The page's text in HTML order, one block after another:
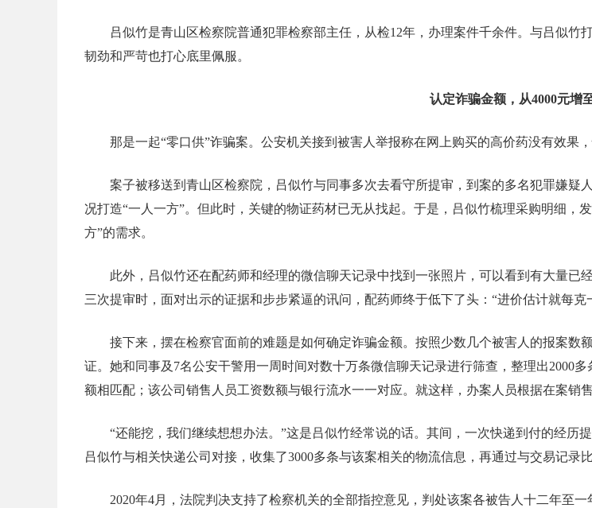
吕似竹是青山区检察院普通犯罪检察部主任，从检12年，办理案件千余件。与吕似竹
韧劲和严苛也打心底里佩服。
认定诈骗金额，从4000元增
那是一起“零口供”诈骗案。公安机关接到被害人举报称在网上购买的高价药没有效果
案子被移送到青山区检察院，吕似竹与同事多次去看守所提审，到案的多名犯罪嫌
况打造“一人一方”。但此时，关键的物证药材已无从找起。于是，吕似竹梳理采购明细
方”的需求。
此外，吕似竹还在配药师和经理的微信聊天记录中找到一张照片，可以看到有大量已
三次提审时，面对出示的证据和步步紧逼的讯问，配药师终于低下了头：“进价估计就每
接下来，摆在检察官面前的难题是如何确定诈骗金额。按照少数几个被害人的报案数
证。她和同事及7名公安干警用一周时间对数十万条微信聊天记录进行筛查，整理出2000
额相匹配；该公司销售人员工资数额与银行流水一一对应。就这样，办案人员根据在案销
“还能挖，我们继续想想办法。”这是吕似竹经常说的话。其间，一次快递到付的经历
吕似竹与相关快递公司对接，收集了3000多条与该案相关的物流信息，再通过与交易记录
2020年4月，法院判决支持了检察机关的全部指控意见，判处该案各被告人十二年至